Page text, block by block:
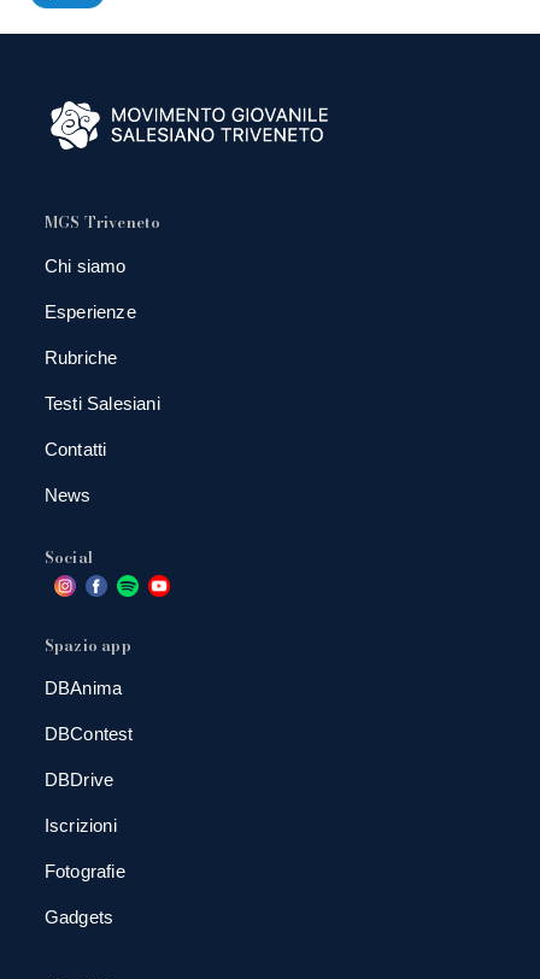
MGS Triveneto
Chi siamo
Esperienze
Rubriche
Testi Salesiani
Contatti
News
Social
Spazio app
DBAnima
DBContest
DBDrive
Iscrizioni
Fotografie
Gadgets